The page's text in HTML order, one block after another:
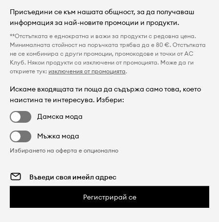
Присъедини се към нашата общност, за да получаваш
информация за най-новите промоции и продукти.
**Отстъпката е еднократна и важи за продукти с редовна цена.
Минималната стойност на поръчката трябва да е 80 €. Отстъпката
не се комбинира с други промоции, промокодове и точки от AC
Клуб. Някои продукти са изключени от промоцията. Може да ги
откриете тук: изключения от промоцията.
Искаме входящата ти поща да съдържа само това, което
наистина те интересува. Избери:
Дамска мода
Мъжка мода
Избирането на оферта е опционално
Регистрирай се